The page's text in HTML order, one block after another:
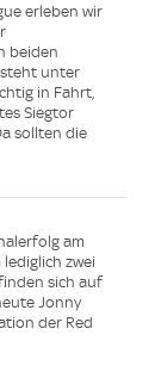
erleben wir
beiden
steht unter
in Fahrt,
Siegtor
sollten die
am
zwei
sich auf
Jonny
der Red